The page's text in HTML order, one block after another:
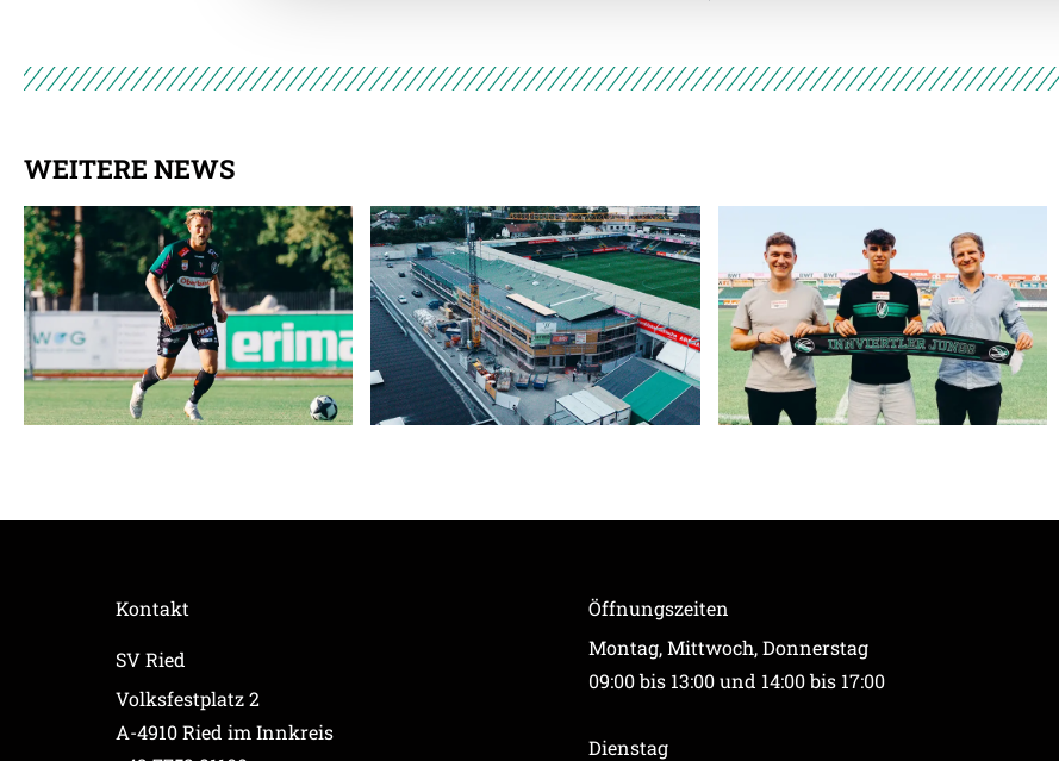
WEITERE NEWS
Kontakt
SV Ried
Volksfestplatz 2
A-4910 Ried im Innkreis
Öffnungszeiten
Montag, Mittwoch, Donnerstag
09:00 bis 13:00 und 14:00 bis 17:00
Dienstag